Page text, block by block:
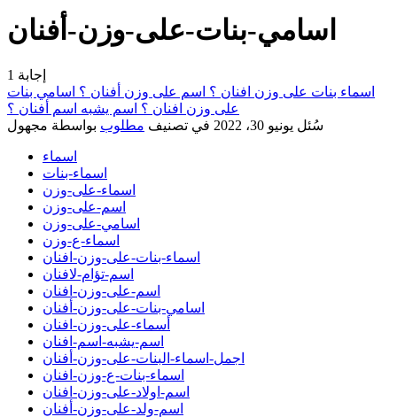
اسامي-بنات-على-وزن-أفنان
1 إجابة
اسماء بنات على وزن افنان ؟ اسم على وزن أفنان ؟ اسامي بنات
على وزن افنان ؟ اسم يشبه اسم أفنان ؟
سُئل يونيو 30، 2022 في تصنيف مطلوب بواسطة مجهول
اسماء
اسماء-بنات
اسماء-على-وزن
اسم-على-وزن
اسامي-على-وزن
اسماء-ع-وزن
اسماء-بنات-على-وزن-افنان
اسم-تؤام-لافنان
اسم-على-وزن-افنان
اسامي-بنات-على-وزن-أفنان
أسماء-على-وزن-افنان
اسم-يشبه-اسم-افنان
اجمل-اسماء-البنات-على-وزن-أفنان
اسماء-بنات-ع-وزن-افنان
اسم-اولاد-على-وزن-افنان
اسم-ولد-على-وزن-أفنان